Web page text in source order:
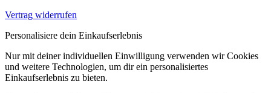
Vertrag widerrufen
Personalisiere dein Einkaufserlebnis
Nur mit deiner individuellen Einwilligung verwenden wir Cookies
und weitere Technologien, um dir ein personalisiertes
Einkaufserlebnis zu bieten.